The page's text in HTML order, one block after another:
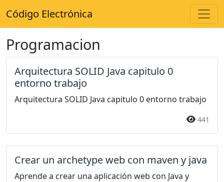
Código Electrónica
Programacion
Arquitectura SOLID Java capitulo 0
entorno trabajo
Arquitectura SOLID Java capitulo 0 entorno trabajo
441
Crear un archetype web con maven y java
Aprende a crear una aplicación web con Java y